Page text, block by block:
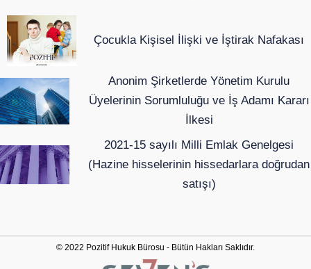
Çocukla Kişisel İlişki ve İştirak Nafakası
Anonim Şirketlerde Yönetim Kurulu
Üyelerinin Sorumluluğu ve İş Adamı Kararı
İlkesi
2021-15 sayılı Milli Emlak Genelgesi
(Hazine hisselerinin hissedarlara doğrudan
satışı)
© 2022 Pozitif Hukuk Bürosu - Bütün Hakları Saklıdır.